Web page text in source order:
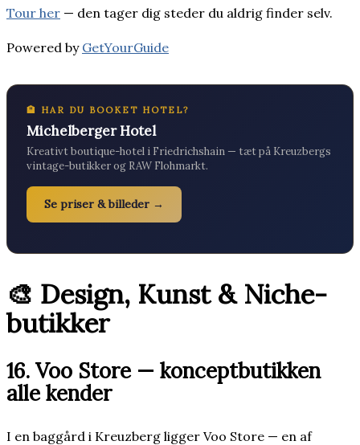
Tour her — den tager dig steder du aldrig finder selv.
Powered by GetYourGuide
🏨 HAR DU BOOKET HOTEL?
Michelberger Hotel
Kreativt boutique-hotel i Friedrichshain — tæt på Kreuzbergs
vintage-butikker og RAW Flohmarkt.
Se priser & billeder →
🎨 Design, Kunst & Niche-
butikker
16. Voo Store — konceptbutikken
alle kender
I en baggård i Kreuzberg ligger Voo Store — en af